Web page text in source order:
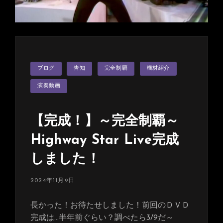
YouTube
ラ
信
だ！
カ
ゴ
ー
ブログ 告知 完全制覇 機材紹介
演奏動画
【完成！】～完全制覇～
Highway Star Live完成
しました！
投
2024年11月9日
長かった！お待たせしました！前回のＤＶＤ
完成は…半年前ぐらい？調べたら3/9だ～